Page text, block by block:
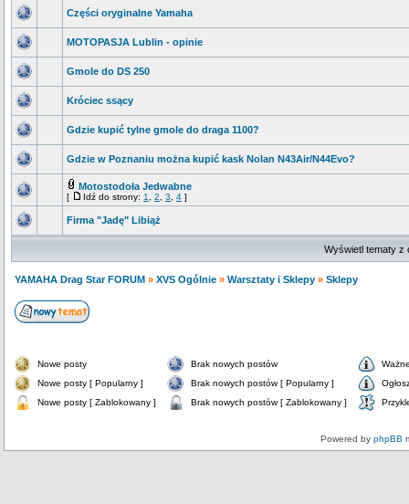
Części oryginalne Yamaha
MOTOPASJA Lublin - opinie
Gmole do DS 250
Króciec ssący
Gdzie kupić tylne gmole do draga 1100?
Gdzie w Poznaniu można kupić kask Nolan N43Air/N44Evo?
Motostodoła Jedwabne
[ Idź do strony: 1 2 3 4 ]
Firma "Jadę" Libiąż
Wyświetl tematy z
YAMAHA Drag Star FORUM » XVS Ogólnie » Warsztaty i Sklepy » Sklepy
Nowe posty Brak nowych postów
Nowe posty [ Popularny ]
Brak nowych postów [ Popularny ]
Nowe posty [ Zablokowany ]
Brak nowych postów [ Zablokowany ]
Powered by phpBB